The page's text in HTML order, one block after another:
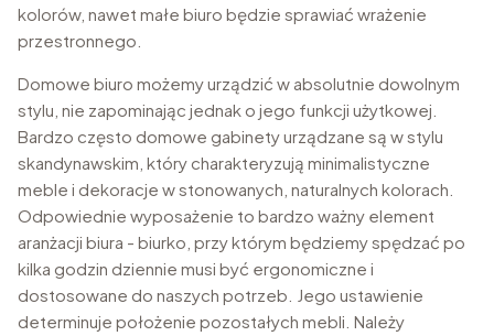
kolorów, nawet małe biuro będzie sprawiać wrażenie
przestronnego.
Domowe biuro możemy urządzić w absolutnie dowolnym
stylu, nie zapominając jednak o jego funkcji użytkowej.
Bardzo często domowe gabinety urządzane są w stylu
skandynawskim, który charakteryzują minimalistyczne
meble i dekoracje w stonowanych, naturalnych kolorach.
Odpowiednie wyposażenie to bardzo ważny element
aranżacji biura - biurko, przy którym będziemy spędzać po
kilka godzin dziennie musi być ergonomiczne i
dostosowane do naszych potrzeb. Jego ustawienie
determinuje położenie pozostałych mebli. Należy